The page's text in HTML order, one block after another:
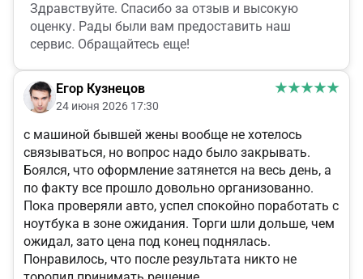
Здравствуйте. Спасибо за отзыв и высокую
оценку. Рады были вам предоставить наш
сервис. Обращайтесь еще!
Егор Кузнецов
24 июня 2026 17:30
с машиной бывшей жены вообще не хотелось
связываться, но вопрос надо было закрывать.
Боялся, что оформление затянется на весь день, а
по факту все прошло довольно организованно.
Пока проверяли авто, успел спокойно поработать с
ноутбука в зоне ожидания. Торги шли дольше, чем
ожидал, зато цена под конец поднялась.
Понравилось, что после результата никто не